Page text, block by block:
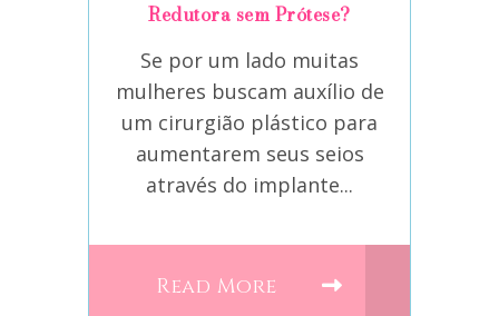
Redutora sem Prótese?
Se por um lado muitas
mulheres buscam auxílio de
um cirurgião plástico para
aumentarem seus seios
através do implante...
Read More